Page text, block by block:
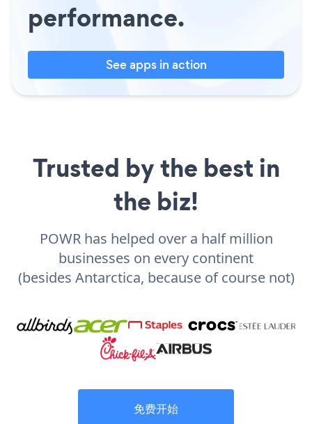
performance.
See apps in action
Trusted by the best in
the biz!
POWR has helped over a half million
businesses on every continent
(besides Antarctica, because of course not)
免费开始